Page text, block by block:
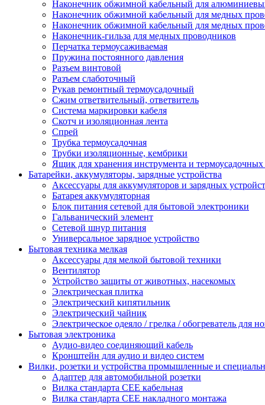
Наконечник обжимной кабельный для
Наконечник обжимной кабельный для медных
Наконечник обжимной кабельный для медных
Наконечник-гильза для медных проводников
Перчатка термоусаживаемая
Пружина постоянного давления
Разъем винтовой
Разъем слаботочный
Рукав ремонтный термоусадочный
Сжим ответвительный, ответвитель
Система маркировки кабеля
Скотч и изоляционная лента
Спрей
Трубка термоусадочная
Трубки изоляционные, кембрики
Ящик для хранения инструмента и термоусадочных
Батарейки, аккумуляторы, зарядные устройства
Аксессуары для аккумуляторов и зарядных
Батарея аккумуляторная
Блок питания сетевой для бытовой электроники
Гальванический элемент
Сетевой шнур питания
Универсальное зарядное устройство
Бытовая техника мелкая
Аксессуары для мелкой бытовой техники
Вентилятор
Устройство защиты от животных, насекомых
Электрическая плитка
Электрический кипятильник
Электрический чайник
Электрическое одеяло / грелка / обогреватель для
Бытовая электроника
Аудио-видео соединяющий кабель
Кронштейн для аудио и видео систем
Вилки, розетки и устройства промышленные и
Адаптер для автомобильной розетки
Вилка стандарта CEE кабельная
Вилка стандарта CEE накладного монтажа